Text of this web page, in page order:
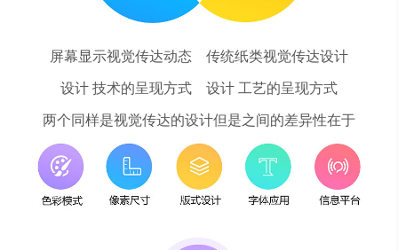
屏幕显示视觉传达动态 传统纸类视觉传达设计
设计 技术的呈现方式 设计 工艺的呈现方式
两个同样是视觉传达的设计但是之间的差异性在于